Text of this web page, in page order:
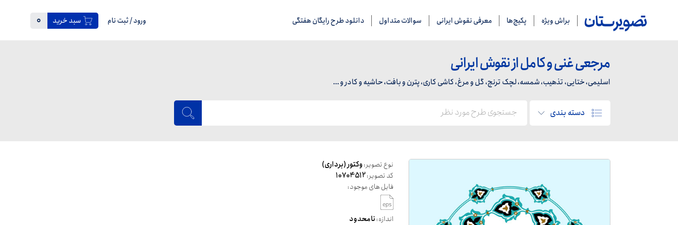
براش ویژه پکیج‌ها معرفی نقوش ایرانی سوالات متداول دانلود طرح رایگان هفتگی سبد خرید 0 ورود/ثبت نام
مرجعی غنی و کامل از نقوش ایرانی
اسلیمی، ختایی، تذهیب، شمسه، لچک ترنج، گل و مرغ، کاشی کاری، پترن و بافت، حاشیه و کادر و ...
دسته بندی
نوع تصویر:وکتور (برداری)
کد تصویر:10704512
فایل های موجود:
اندازه:نامحدود